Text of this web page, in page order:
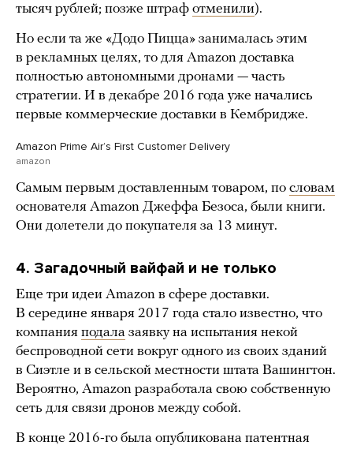
тысяч рублей; позже штраф отменили).
Но если та же «Додо Пицца» занималась этим
в рекламных целях, то для Amazon доставка
полностью автономными дронами — часть
стратегии. И в декабре 2016 года уже начались
первые коммерческие доставки в Кембридже.
Amazon Prime Airʼs First Customer Delivery
amazon
Самым первым доставленным товаром, по словам
основателя Amazon Джеффа Безоса, были книги.
Они долетели до покупателя за 13 минут.
4. Загадочный вайфай и не только
Еще три идеи Amazon в сфере доставки.
В середине января 2017 года стало известно, что
компания подала заявку на испытания некой
беспроводной сети вокруг одного из своих зданий
в Сиэтле и в сельской местности штата Вашингтон.
Вероятно, Amazon разработала свою собственную
сеть для связи дронов между собой.
В конце 2016-го была опубликована патентная